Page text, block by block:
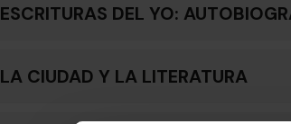
ESCRITURAS DEL YO:
LA CIUDAD Y LA LITERATURA